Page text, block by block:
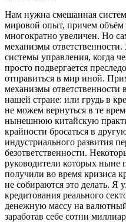
Нам нужна смешанная
мировой опыт, причем
многократно увеличен. Но
механизмы
системы управления, когда
просто подвергается
отправиться в мир иной.
механизмы ответственности
нашей стране: или грудь в
не можем вернуться в те
нынешнюю китайскую
крайности бросаться в
индустриального развития
безответственности.
руководители которых ныне
получили во время кризиса
не собираются это делать. Я
кредитования реального
денежную массу на
заработав себе сотни